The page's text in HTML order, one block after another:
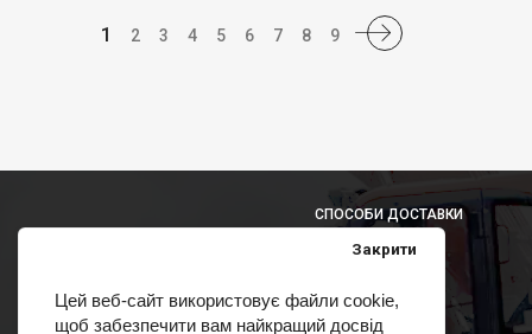
Цей веб-сайт використовує файли cookie,
щоб забезпечити вам найкращий досвід
Закрити
1 2 3 4 5 6 7 8 9
СПОСОБИ ДОСТАВКИ